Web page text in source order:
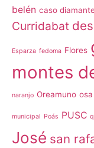
belén caso diamante
Curridabat
Esparza fedoma Flores
montes
naranjo Oreamuno osa
municipal Poás PUSC
José san